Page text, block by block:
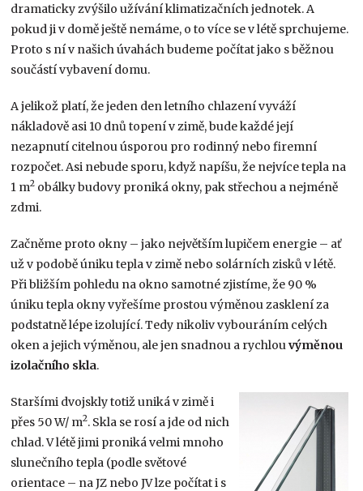
dramaticky zvýšilo užívání klimatizačních jednotek. A
pokud ji v domě ještě nemáme, o to více se v létě sprchujeme.
Proto s ní v našich úvahách budeme počítat jako s běžnou
součástí vybavení domu.
A jelikož platí, že jeden den letního chlazení vyváží
nákladově asi 10 dnů topení v zimě, bude každé její
nezapnutí citelnou úsporou pro rodinný nebo firemní
rozpočet. Asi nebude sporu, když napíšu, že nejvíce tepla na
1 m2 obálky budovy proniká okny, pak střechou a nejméně
zdmi.
Začněme proto okny – jako největším lupičem energie – ať
už v podobě úniku tepla v zimě nebo solárních zisků v létě.
Při bližším pohledu na okno samotné zjistíme, že 90 %
úniku tepla okny vyřešíme prostou výměnou zasklení za
podstatně lépe izolující. Tedy nikoliv vybouráním celých
oken a jejich výměnou, ale jen snadnou a rychlouvýměnou
izolačního skla.
Staršími dvojskly totiž uniká v zimě i
přes 50 W/ m2. Skla se rosí a jde od nich
chlad. V létě jimi proniká velmi mnoho
slunečního tepla (podle světové
orientace – na JZ nebo JV lze počítat i s